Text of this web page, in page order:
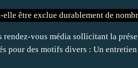
rendez-vous média sollicitant la
pour des motifs divers : Un